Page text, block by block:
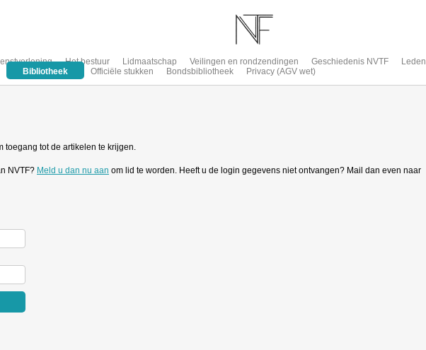
Het bestuur Lidmaatschap Veilingen en rondzendingen Geschiedenis NVTF Leden
Bibliotheek Officiële stukken Bondsbibliotheek Privacy (AGV wet)
toegang tot de artikelen te krijgen.
NVTF? Meld u dan nu aan om lid te worden. Heeft u de login gegevens niet ontvangen? Mail dan even naar